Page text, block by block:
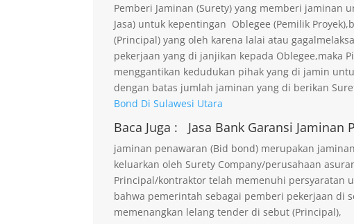
Pemberi Jaminan (Surety) yang memberi jaminan
Jasa) untuk kepentingan Oblegee (Pemilik
(Principal) yang oleh karena lalai atau
pekerjaan yang di janjikan kepada Oblegee,maka
menggantikan kedudukan pihak yang di jamin
dengan batas jumlah jaminan yang di berikan
Bond Di Sulawesi Utara
Baca Juga : Jasa Bank Garansi Jaminan
jaminan penawaran (Bid bond) merupakan
keluarkan oleh Surety Company/perusahaan
Principal/kontraktor telah memenuhi persyaratan
bahwa pemerintah sebagai pemberi pekerjaan di
memenangkan lelang tender di sebut (Principal),